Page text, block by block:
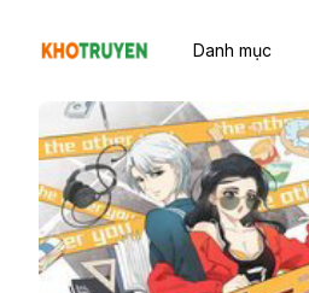
Danh mục